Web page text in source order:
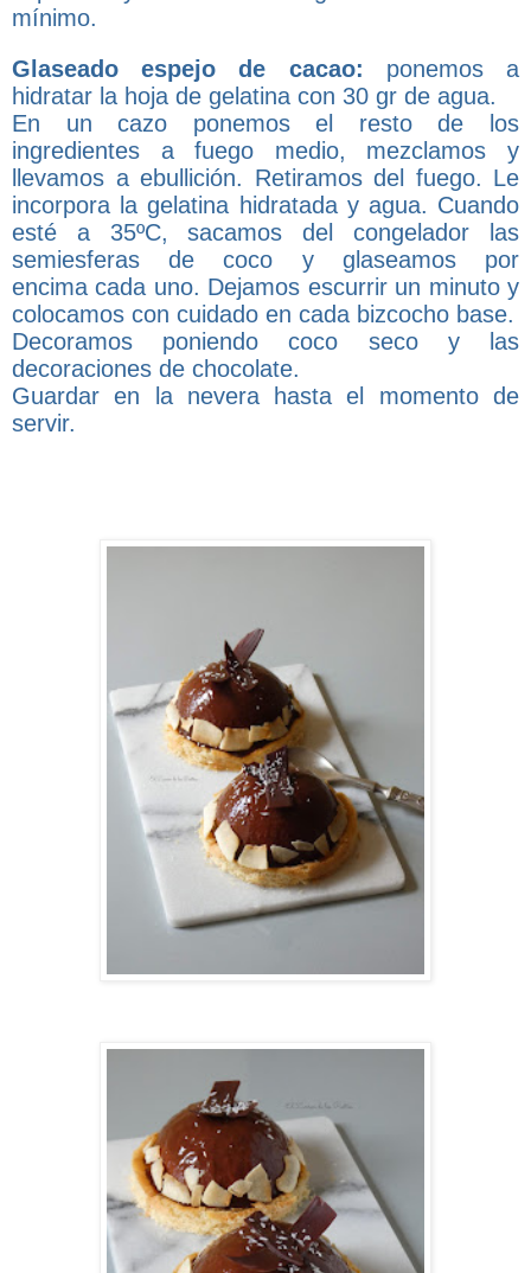
mínimo.
Glaseado espejo de cacao: ponemos a
hidratar la hoja de gelatina con 30 gr de agua.
En un cazo ponemos el resto de los
ingredientes a fuego medio, mezclamos y
llevamos a ebullición. Retiramos del fuego. Le
incorpora la gelatina hidratada y agua. Cuando
esté a 35ºC, sacamos del congelador las
semiesferas de coco y glaseamos por
encima cada uno. Dejamos escurrir un minuto y
colocamos con cuidado en cada bizcocho base.
Decoramos poniendo coco seco y las
decoraciones de chocolate.
Guardar en la nevera hasta el momento de
servir.